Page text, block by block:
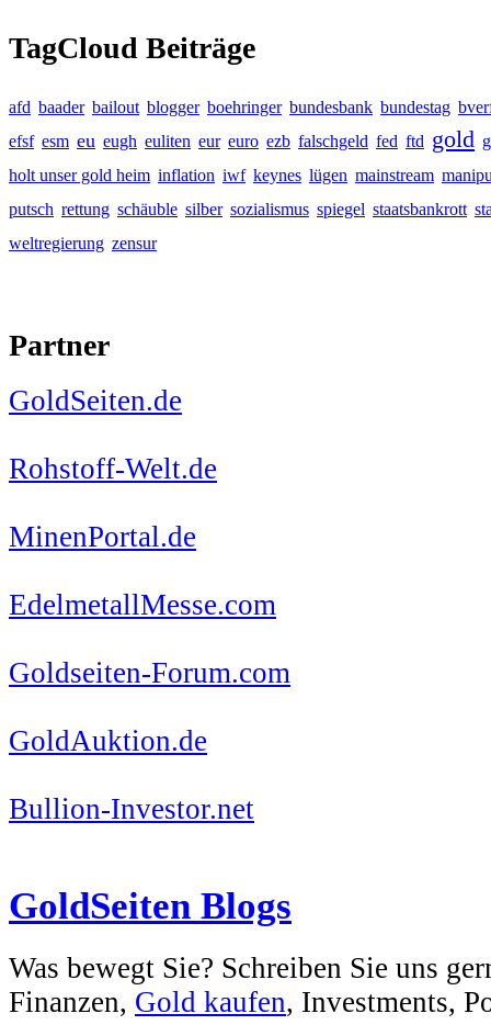
TagCloud Beiträge
afd baader bailout blogger boehringer bundesbank bundestag
efsf esm eu eugh euliten eur euro ezb falschgeld fed ftd gold
holt unser gold heim inflation iwf keynes lügen mainstream
putsch rettung schäuble silber sozialismus spiegel staatsbankrott
weltregierung zensur
Partner
GoldSeiten.de
Rohstoff-Welt.de
MinenPortal.de
EdelmetallMesse.com
Goldseiten-Forum.com
GoldAuktion.de
Bullion-Investor.net
GoldSeiten Blogs
Was bewegt Sie? Schreiben Sie uns
Finanzen, Gold kaufen, Investments,